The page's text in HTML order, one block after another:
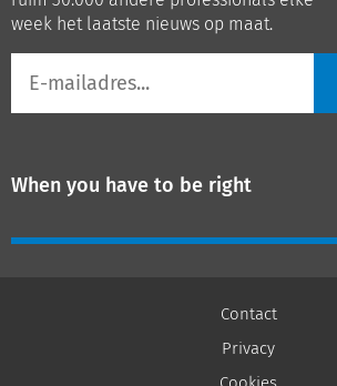
week het laatste nieuws op maat.
mailadres
When you have to be right
Contact
Privacy